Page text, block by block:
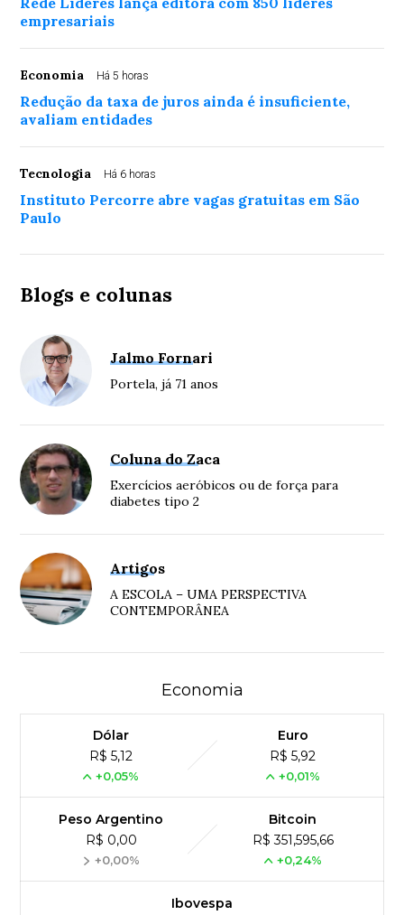
empresariais
Economia Há 5 horas
Redução da taxa de juros ainda é insuficiente,
avaliam entidades
Tecnologia Há 6 horas
Instituto Percorre abre vagas gratuitas em São
Paulo
Blogs e colunas
Jalmo Fornari
Portela, já 71 anos
Coluna do Zaca
Exercícios aeróbicos ou de força para
diabetes tipo 2
Artigos
A ESCOLA – UMA PERSPECTIVA
CONTEMPORÂNEA
Economia
Dólar
R$ 5,12
+0,05%
Euro
R$ 5,92
+0,01%
Peso Argentino
R$ 0,00
+0,00%
Bitcoin
R$ 351,595,66
+0,24%
Ibovespa